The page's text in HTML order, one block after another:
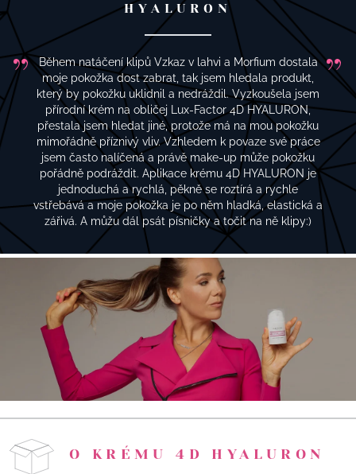
HYALURON
Během natáčení klipů Vzkaz v lahvi a Morfium dostala
moje pokožka dost zabrat, tak jsem hledala produkt,
který by pokožku uklidnil a nedráždil. Vyzkoušela jsem
přírodní krém na obličej Lux-Factor 4D HYALURON,
přestala jsem hledat jiné, protože má na mou pokožku
mimořádně příznivý vliv. Vzhledem k povaze své práce
jsem často nalíčená a právě make-up může pokožku
pořádně podráždit. Aplikace krému 4D HYALURON je
jednoduchá a rychlá, pěkně se roztírá a rychle
vstřebává a moje pokožka je po něm hladká, elastická a
zářivá. A můžu dál psát písničky a točit na ně klipy:)
O KRÉMU 4D HYALURON